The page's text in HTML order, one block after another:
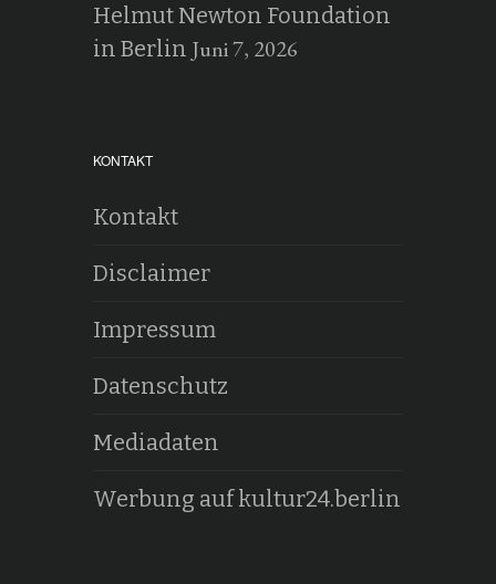
Helmut Newton Foundation
in Berlin Juni 7, 2026
KONTAKT
Kontakt
Disclaimer
Impressum
Datenschutz
Mediadaten
Werbung auf kultur24.berlin